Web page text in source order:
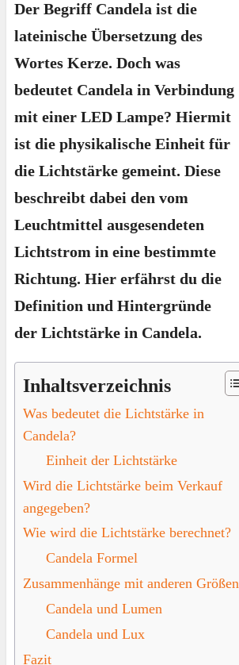
Der Begriff Candela ist die
lateinische Übersetzung des
Wortes Kerze. Doch was
bedeutet Candela in Verbindung
mit einer LED Lampe? Hiermit
ist die physikalische Einheit für
die Lichtstärke gemeint. Diese
beschreibt dabei den vom
Leuchtmittel ausgesendeten
Lichtstrom in eine bestimmte
Richtung. Hier erfährst du die
Definition und Hintergründe
der Lichtstärke in Candela.
Inhaltsverzeichnis
Was bedeutet die Lichtstärke in
Candela?
Einheit der Lichtstärke
Wird die Lichtstärke beim Verkauf
angegeben?
Wie wird die Lichtstärke berechnet?
Candela Formel
Zusammenhänge mit anderen Größen
Candela und Lumen
Candela und Lux
Fazit